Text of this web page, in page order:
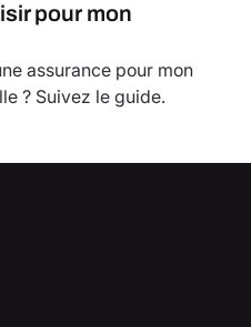
pour mon
assurance pour mon
? Suivez le guide.